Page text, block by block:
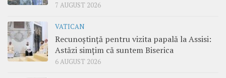
7 AUGUST 2026
VATICAN
Recunoștință pentru vizita papală la Assisi:
Astăzi simțim că suntem Biserica
6 AUGUST 2026